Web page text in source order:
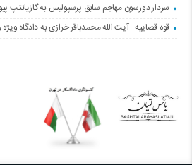
سردار دورسون مهاجم سابق پرسپولیس به گازیانتپ
قوه قضاییه : آیت الله محمدباقر خرازی به دادگاه